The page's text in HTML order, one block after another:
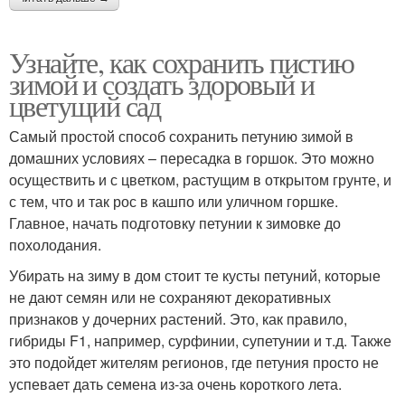
Узнайте, как сохранить пистию
зимой и создать здоровый и
цветущий сад
Самый простой способ сохранить петунию зимой в
домашних условиях – пересадка в горшок. Это можно
осуществить и с цветком, растущим в открытом грунте, и
с тем, что и так рос в кашпо или уличном горшке.
Главное, начать подготовку петунии к зимовке до
похолодания.
Убирать на зиму в дом стоит те кусты петуний, которые
не дают семян или не сохраняют декоративных
признаков у дочерних растений. Это, как правило,
гибриды F1, например, сурфинии, супетунии и т.д. Также
это подойдет жителям регионов, где петуния просто не
успевает дать семена из-за очень короткого лета.